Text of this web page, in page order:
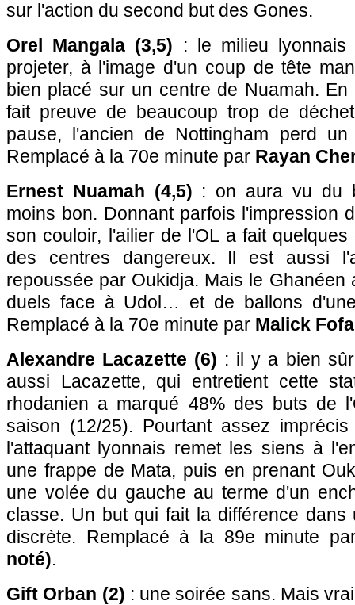
sur l'action du second but des Gones.
Orel Mangala (3,5) : le milieu
projeter, à l'image d'un coup de tête
bien placé sur un centre de Nuamah.
fait preuve de beaucoup trop de
pause, l'ancien de Nottingham perd
Remplacé à la 70e minute par Rayan
Ernest Nuamah (4,5) : on aura vu du
moins bon. Donnant parfois l'impression
son couloir, l'ailier de l'OL a fait
des centres dangereux. Il est aussi
repoussée par Oukidja. Mais le Ghanéen
duels face à Udol… et de ballons
Remplacé à la 70e minute par Malick
Alexandre Lacazette (6) : il y a bien
aussi Lacazette, qui entretient cette
rhodanien a marqué 48% des buts de
saison (12/25). Pourtant assez
l'attaquant lyonnais remet les siens à
une frappe de Mata, puis en prenant
une volée du gauche au terme d'un
classe. Un but qui fait la différence dans
discrète. Remplacé à la 89e minute
noté).
Gift Orban (2) : une soirée sans. Mais